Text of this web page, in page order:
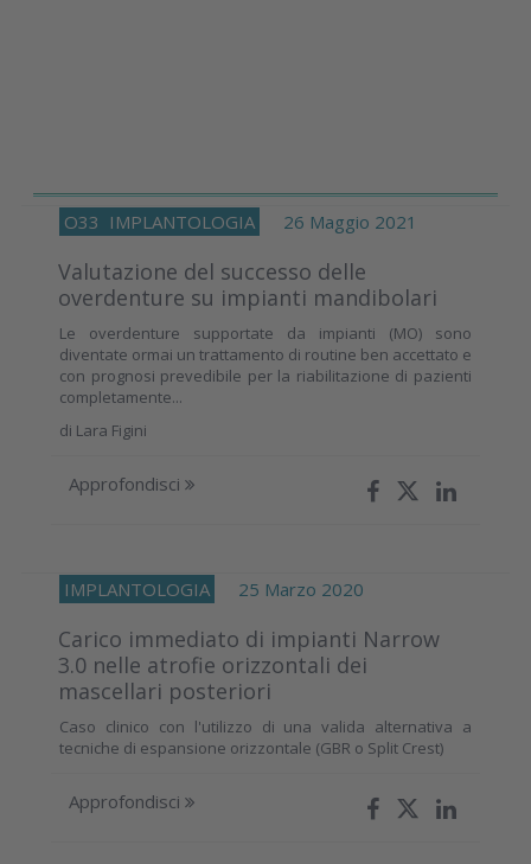
O33 IMPLANTOLOGIA 26 Maggio 2021
Valutazione del successo delle
overdenture su impianti mandibolari
Le overdenture supportate da impianti (MO) sono
diventate ormai un trattamento di routine ben accettato e
con prognosi prevedibile per la riabilitazione di pazienti
completamente...
di Lara Figini
Approfondisci
IMPLANTOLOGIA 25 Marzo 2020
Carico immediato di impianti Narrow
3.0 nelle atrofie orizzontali dei
mascellari posteriori
Caso clinico con l'utilizzo di una valida alternativa a
tecniche di espansione orizzontale (GBR o Split Crest)
Approfondisci